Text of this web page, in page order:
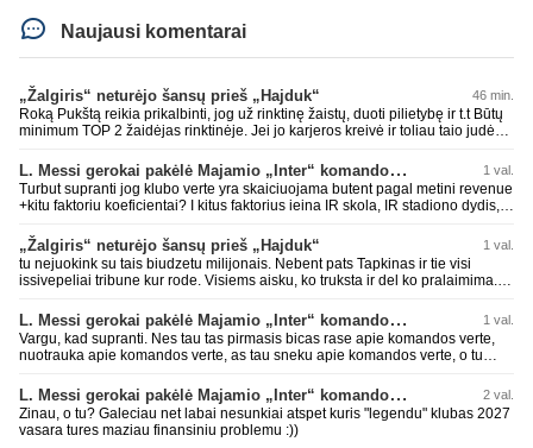
Naujausi komentarai
„Žalgiris“ neturėjo šansų prieš „Hajduk“ 46 min.
Roką Pukštą reikia prikalbinti, jog už rinktinę žaistų, duoti pilietybę ir t.t Būtų
minimum TOP 2 žaidėjas rinktinėje. Jei jo karjeros kreivė ir toliau taio judės,
L. Messi gerokai pakėlė Majamio „Inter“ komandos vertę 1 val.
Turbut supranti jog klubo verte yra skaiciuojama butent pagal metini revenue
+kitu faktoriu koeficientai? I kitus faktorius ieina IR skola, IR stadiono dydis,
puikiausiai sugeneravo rekordini 1.1B revenue, kas stipriai prisidejo prie
milzinisko klubo vertes suoli siemet. Be to, tie 200 pamineti cia yra visiskai
on-point, jeigu jau musu mylimas D. prasneko apie klubo vertes kelima, arba
CR atveju - numusima.
„Žalgiris“ neturėjo šansų prieš „Hajduk“ 1 val.
tu nejuokink su tais biudzetu milijonais. Nebent pats Tapkinas ir tie visi
issivepeliai tribune kur rode. Visiems aisku, ko truksta ir del ko pralaimima.
ziniasklaidos, kuri isanalizuoti po pirsteli, ko kam truksta, tai nei kalnietis nei
kasperunas nesusigaudys. Aciu, mercys, lauksim wilno grietineles
besivaipanciu itamet Konfu lygoje 20 tukst. stadione...jei makleriui tapinui
neatsibos sitas projektas
L. Messi gerokai pakėlė Majamio „Inter“ komandos vertę 1 val.
Vargu, kad supranti. Nes tau tas pirmasis bicas rase apie komandos verte,
nuotrauka apie komandos verte, as tau sneku apie komandos verte, o tu
pasaulyje pagal tai, bet uzima antra vieta po Realo pagal klubine verte
pasaulyje. Tokios ten ir finansines problemos pas ta Al Nassr kai PIF vienu
rankos mostu galetu viska nubraukti jeigu noretu. Siaip tas PIF savo
priziurimus klubus galetu arabuose griezciau kontroliuoti nes rinka nesveikai
L. Messi gerokai pakėlė Majamio „Inter“ komandos vertę 2 val.
Zinau, o tu? Galeciau net labai nesunkiai atspet kuris "legendu" klubas 2027
vasara tures maziau finansiniu problemu :))